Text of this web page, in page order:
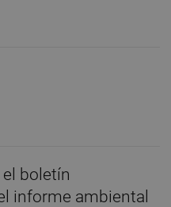
el boletín
informe ambiental